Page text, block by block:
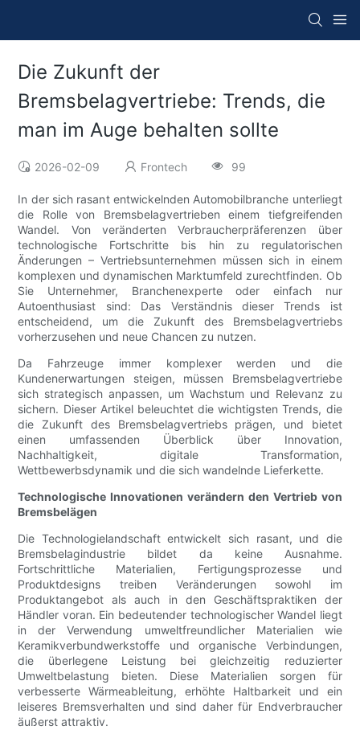
Die Zukunft der
Bremsbelagvertriebe: Trends, die
man im Auge behalten sollte
2026-02-09 Frontech 99
In der sich rasant entwickelnden Automobilbranche unterliegt
die Rolle von Bremsbelagvertrieben einem tiefgreifenden
Wandel. Von veränderten Verbraucherpräferenzen über
technologische Fortschritte bis hin zu regulatorischen
Änderungen – Vertriebsunternehmen müssen sich in einem
komplexen und dynamischen Marktumfeld zurechtfinden. Ob
Sie Unternehmer, Branchenexperte oder einfach nur
Autoenthusiast sind: Das Verständnis dieser Trends ist
entscheidend, um die Zukunft des Bremsbelagvertriebs
vorherzusehen und neue Chancen zu nutzen.
Da Fahrzeuge immer komplexer werden und die
Kundenerwartungen steigen, müssen Bremsbelagvertriebe
sich strategisch anpassen, um Wachstum und Relevanz zu
sichern. Dieser Artikel beleuchtet die wichtigsten Trends, die
die Zukunft des Bremsbelagvertriebs prägen, und bietet
einen umfassenden Überblick über Innovation,
Nachhaltigkeit, digitale Transformation,
Wettbewerbsdynamik und die sich wandelnde Lieferkette.
Technologische Innovationen verändern den Vertrieb von
Bremsbelägen
Die Technologielandschaft entwickelt sich rasant, und die
Bremsbelagindustrie bildet da keine Ausnahme.
Fortschrittliche Materialien, Fertigungsprozesse und
Produktdesigns treiben Veränderungen sowohl im
Produktangebot als auch in den Geschäftspraktiken der
Händler voran. Ein bedeutender technologischer Wandel liegt
in der Verwendung umweltfreundlicher Materialien wie
Keramikverbundwerkstoffe und organische Verbindungen,
die überlegene Leistung bei gleichzeitig reduzierter
Umweltbelastung bieten. Diese Materialien sorgen für
verbesserte Wärmeableitung, erhöhte Haltbarkeit und ein
leiseres Bremsverhalten und sind daher für Endverbraucher
äußerst attraktiv.